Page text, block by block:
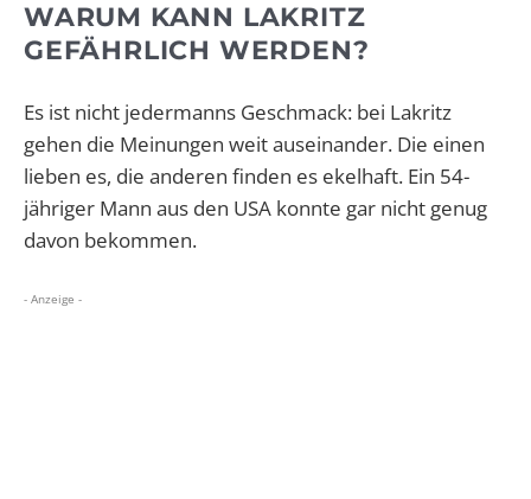
WARUM KANN LAKRITZ
GEFÄHRLICH WERDEN?
Es ist nicht jedermanns Geschmack: bei Lakritz
gehen die Meinungen weit auseinander. Die einen
lieben es, die anderen finden es ekelhaft. Ein 54-
jähriger Mann aus den USA konnte gar nicht genug
davon bekommen.
- Anzeige -